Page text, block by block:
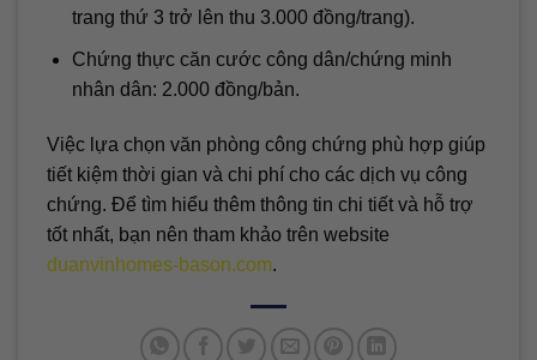
trang thứ 3 trở lên thu 3.000 đồng/trang).
Chứng thực căn cước công dân/chứng minh
nhân dân: 2.000 đồng/bản.
Việc lựa chọn văn phòng công chứng phù hợp giúp
tiết kiệm thời gian và chi phí cho các dịch vụ công
chứng. Để tìm hiểu thêm thông tin chi tiết và hỗ trợ
tốt nhất, bạn nên tham khảo trên website
duanvinhomes-bason.com.